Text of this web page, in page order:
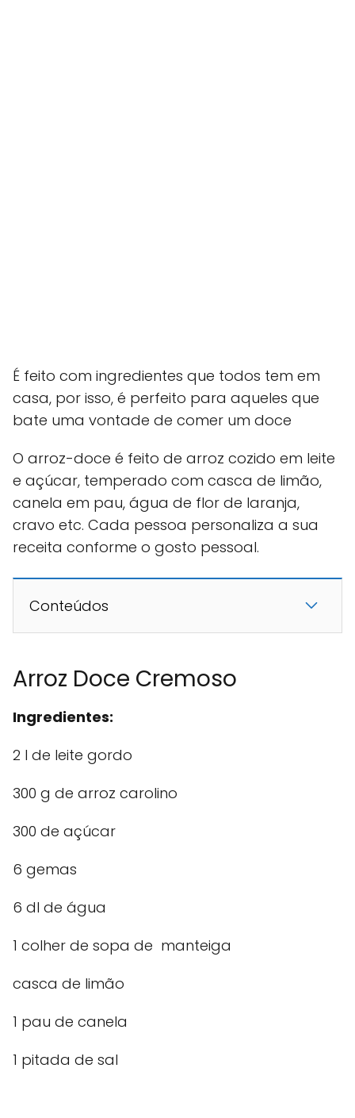
É feito com ingredientes que todos tem em
casa, por isso, é perfeito para aqueles que
bate uma vontade de comer um doce
O arroz-doce é feito de arroz cozido em leite
e açúcar, temperado com casca de limão,
canela em pau, água de flor de laranja,
cravo etc. Cada pessoa personaliza a sua
receita conforme o gosto pessoal.
Conteúdos
Arroz Doce Cremoso
Ingredientes:
2 l de leite gordo
300 g de arroz carolino
300 de açúcar
6 gemas
6 dl de água
1 colher de sopa de manteiga
casca de limão
1 pau de canela
1 pitada de sal